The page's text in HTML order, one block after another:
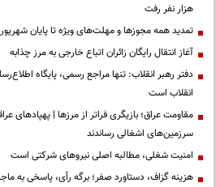
هزار نفر رفت
تمدید همه مجوزها و مهلت‌های ویژه تا پایان
آغاز انتقال رایگان زائران اتباع خارجی به مرز چذابه
دفتر رهبر انقلاب: تنها مراجع رسمی، پایگاه
انقلاب است
مقاومت عراق؛ بازیگری فراتر از مرزها | پهپادهای
سرزمین‌های اشغالی رساندند
‌امنیت شغلی، مطالبه اصلی نیروهای شرکتی است
هزینه گزاف، دستاورد صفر؛ برگه رأی، پاسخی به